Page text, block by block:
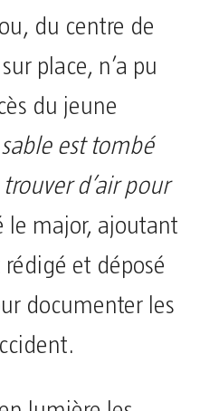
du centre de
place, n’a pu
du jeune
est tombé
d’air pour
le major, ajoutant
rédigé et déposé
documenter les